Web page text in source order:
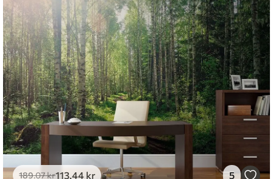
.33269.00kr/m²
and Stick
.67400.00 kr /m²
189.07kr113.44 kr 5